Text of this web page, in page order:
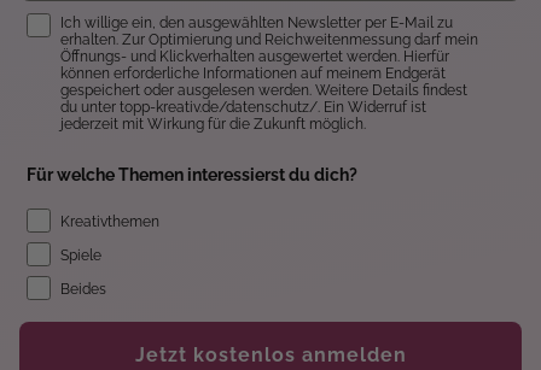
Einwilligung
Ich willige ein, den ausgewählten Newsletter per E-Mail zu
erhalten. Zur Optimierung und Reichweitenmessung darf mein
Öffnungs- und Klickverhalten ausgewertet werden. Hierfür
können erforderliche Informationen auf meinem Endgerät
gespeichert oder ausgelesen werden. Weitere Details findest
du unter topp-kreativ.de/datenschutz/. Ein Widerruf ist
jederzeit mit Wirkung für die Zukunft möglich.
Für welche Themen interessierst du dich?
Kreativthemen
Spiele
Beides
Jetzt kostenlos anmelden